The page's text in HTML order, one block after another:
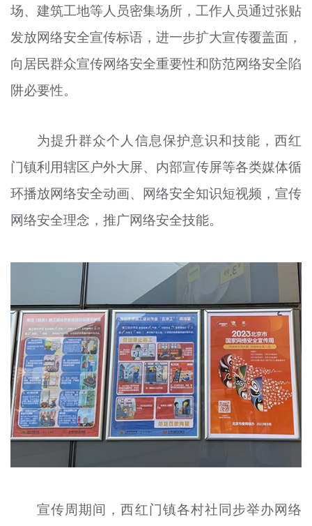
场、建筑工地等人员密集场所，工作人员通过张贴
发放网络安全宣传标语，进一步扩大宣传覆盖面，
向居民群众宣传网络安全重要性和防范网络安全陷
阱必要性。
为提升群众个人信息保护意识和技能，西红
门镇利用辖区户外大屏、内部宣传屏等各类媒体循
环播放网络安全动画、网络安全知识短视频，宣传
网络安全理念，推广网络安全技能。
宣传周期间，西红门镇各村社同步举办网络